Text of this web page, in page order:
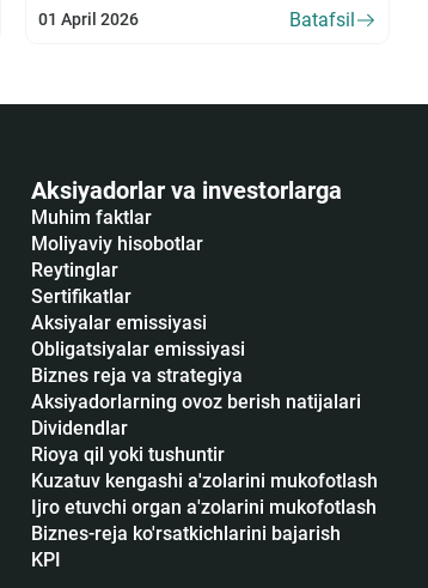
01 April 2026 Batafsil
Aksiyadorlar va investorlarga
Muhim faktlar
Moliyaviy hisobotlar
Reytinglar
Sertifikatlar
Аksiyalar emissiyasi
Obligatsiyalar emissiyasi
Biznes reja va strategiya
Aksiyadorlarning ovoz berish natijalari
Dividendlar
Rioya qil yoki tushuntir
Kuzatuv kengashi a'zolarini mukofotlash
Ijro etuvchi organ a'zolarini mukofotlash
Biznes-reja ko'rsatkichlarini bajarish
KPI